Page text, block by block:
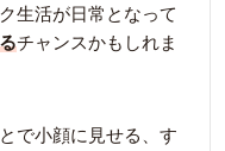
生活が日常となって
チャンスかもしれま
で小顔に見せる、す